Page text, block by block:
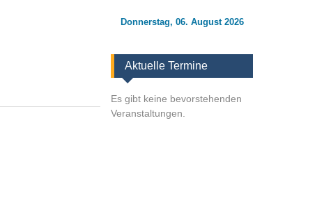
Donnerstag, 06. August 2026
Aktuelle Termine
Es gibt keine bevorstehenden
Veranstaltungen.